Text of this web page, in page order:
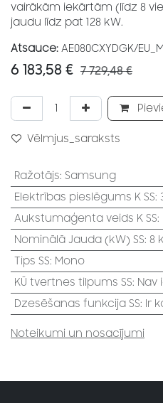
vairākām iekārtām (līdz 8
jaudu līdz pat 128 kW.
Atsauce: AE080CXYDGK/
6 183,58 € 7 729,48€
Vēlmjus_saraksts
Ražotājs: Samsung
Elektrības pieslēgums K SS:
Aukstumaģenta veids K SS:
Nominālā Jauda (kW) SS: 8
Tips SS: Mono
KŪ tvertnes tilpums SS: Nav
Dzesēšanas funkcija SS: Ir
Noteikumi un nosacījumi